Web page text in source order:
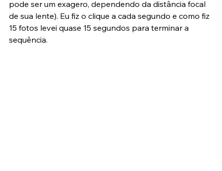
para garantir que a foto não saísse tremida (o que
pode ser um exagero, dependendo da distância focal
de sua lente). Eu fiz o clique a cada segundo e como fiz
15 fotos levei quase 15 segundos para terminar a